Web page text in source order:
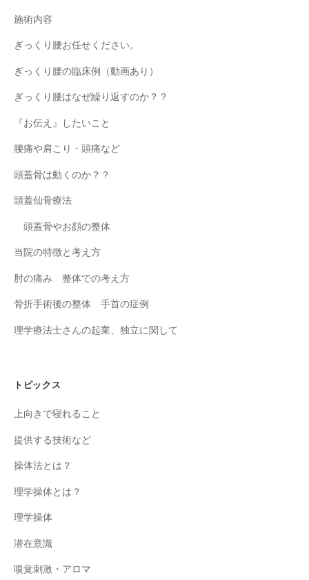
施術内容
ぎっくり腰お任せください。
ぎっくり腰の臨床例（動画あり）
ぎっくり腰はなぜ繰り返すのか？？
『お伝え』したいこと
腰痛や肩こり・頭痛など
頭蓋骨は動くのか？？
頭蓋仙骨療法
頭蓋骨やお顔の整体
当院の特徴と考え方
肘の痛み 整体での考え方
骨折手術後の整体 手首の症例
理学療法士さんの起業、独立に関して
トピックス
上向きで寝れること
提供する技術など
操体法とは？
理学操体とは？
理学操体
潜在意識
嗅覚刺激・アロマ